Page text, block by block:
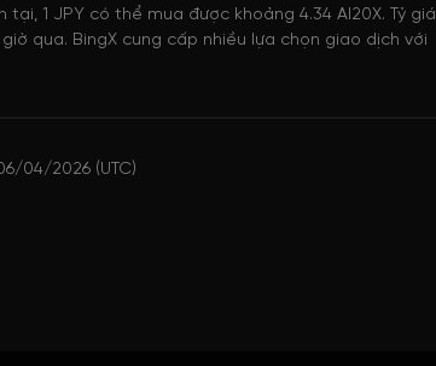
tại, 1 JPY có thể mua được khoảng 4.34 AI20X. Tỷ giá
qua. BingX cung cấp nhiều lựa chọn giao dịch với
04/2026 (UTC)